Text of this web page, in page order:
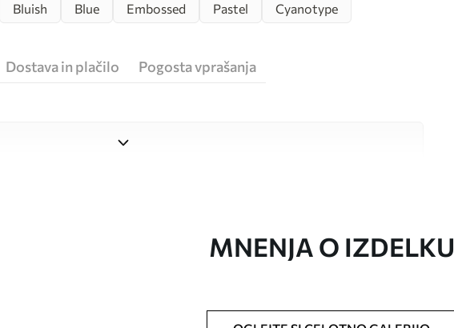
Bluish Blue Embossed Pastel Cyanotype
Dostava in plačilo Pogosta vprašanja
MNENJA O IZDELKU